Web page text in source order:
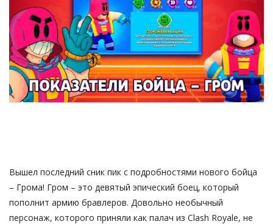
Русский
Вышел последний сник пик с подробностями нового бойца
– Грома! Гром – это девятый эпический боец, который
пополнит армию бравлеров. Довольно необычный
персонаж, которого приняли как палач из Clash Royale, не